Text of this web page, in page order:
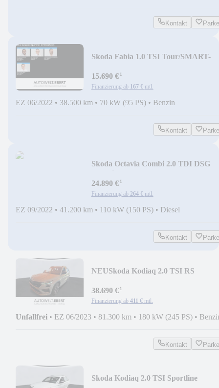
Kontakt
Skoda Fabia 1.0 TSI Tour/SMART-
15.690 €¹
Finanzierung ab 167 € mtl.
EZ 06/2022 • 38.500 km • 70 kW (95 PS) • Benzin
Kontakt
Skoda Octavia Combi 2.0 TDI DSG
24.890 €¹
Finanzierung ab 264 € mtl.
EZ 09/2022 • 41.200 km • 110 kW (150 PS) • Diesel
Kontakt
NEUSkoda Kodiaq 2.0 TSI RS
HZG/KAMERA/ACC/DCC/
38.690 €¹
Finanzierung ab 411 € mtl.
Unfallfrei • EZ 06/2023 • 81.300 km • 180 kW (245 PS) •
Kontakt
Skoda Kodiaq 2.0 TSI Sportline